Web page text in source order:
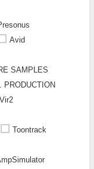
Avid
SAMPLES
PRODUCTION
Vir2
Toontrack